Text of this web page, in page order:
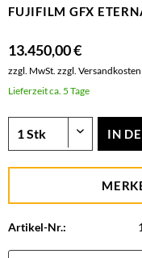
FUJIFILM GFX
13.450,00 €
zzgl. MwSt. zzgl. Versandkosten
Lieferzeit ca. 5 Tage
IN
Artikel-Nr.: